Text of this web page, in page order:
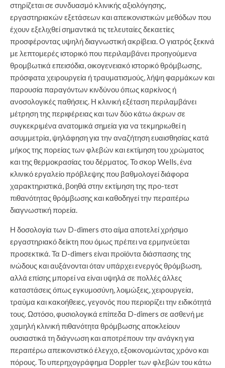
στηρίζεται σε συνδυασμό κλινικής αξιολόγησης,
εργαστηριακών εξετάσεων και απεικονιστικών μεθόδων που
έχουν εξελιχθεί σημαντικά τις τελευταίες δεκαετίες
προσφέροντας υψηλή διαγνωστική ακρίβεια. Ο γιατρός ξεκινά
με λεπτομερές ιστορικό που περιλαμβάνει προηγούμενα
θρομβωτικά επεισόδια, οικογενειακό ιστορικό θρόμβωσης,
πρόσφατα χειρουργεία ή τραυματισμούς, λήψη φαρμάκων και
παρουσία παραγόντων κινδύνου όπως καρκίνος ή
ανοσολογικές παθήσεις. Η κλινική εξέταση περιλαμβάνει
μέτρηση της περιφέρειας και των δύο κάτω άκρων σε
συγκεκριμένα ανατομικά σημεία για να τεκμηριωθεί η
ασυμμετρία, ψηλάφηση για την αναζήτηση ευαισθησίας κατά
μήκος της πορείας των φλεβών και εκτίμηση του χρώματος
και της θερμοκρασίας του δέρματος. Το σκορ Wells, ένα
κλινικό εργαλείο πρόβλεψης που βαθμολογεί διάφορα
χαρακτηριστικά, βοηθά στην εκτίμηση της προ-τεστ
πιθανότητας θρόμβωσης και καθοδηγεί την περαιτέρω
διαγνωστική πορεία.
Η δοσολογία των D-dimers στο αίμα αποτελεί χρήσιμο
εργαστηριακό δείκτη που όμως πρέπει να ερμηνεύεται
προσεκτικά. Τα D-dimers είναι προϊόντα διάσπασης της
ινώδους και αυξάνονται όταν υπάρχει ενεργός θρόμβωση,
αλλά επίσης μπορεί να είναι υψηλά σε πολλές άλλες
καταστάσεις όπως εγκυμοσύνη, λοιμώξεις, χειρουργεία,
τραύμα και κακοήθειες, γεγονός που περιορίζει την ειδικότητά
τους. Ωστόσο, φυσιολογικά επίπεδα D-dimers σε ασθενή με
χαμηλή κλινική πιθανότητα θρόμβωσης αποκλείουν
ουσιαστικά τη διάγνωση και αποτρέπουν την ανάγκη για
περαιτέρω απεικονιστικό έλεγχο, εξοικονομώντας χρόνο και
πόρους. Το υπερηχογράφημα Doppler των φλεβών του κάτω